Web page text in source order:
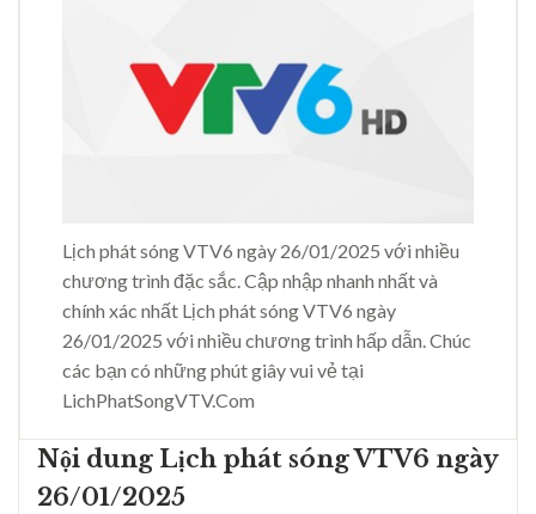
Lịch phát sóng VTV6 ngày 26/01/2025 với nhiều
chương trình đặc sắc. Cập nhập nhanh nhất và
chính xác nhất Lịch phát sóng VTV6 ngày
26/01/2025 với nhiều chương trình hấp dẫn. Chúc
các bạn có những phút giây vui vẻ tại
LichPhatSongVTV.Com
Nội dung Lịch phát sóng VTV6 ngày
26/01/2025